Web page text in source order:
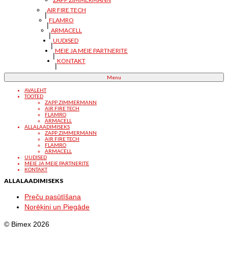
AIR FIRE TECH
FLAMRO
ARMACELL
UUDISED
MEIE JA MEIE PARTNERITE
KONTAKT
Menu
AVALEHT
TOOTED
ZAPP ZIMMERMANN
AIR FIRE TECH
FLAMRO
ARMACELL
ALLALAADIMISEKS
ZAPP ZIMMERMANN
AIR FIRE TECH
FLAMRO
ARMACELL
UUDISED
MEIE JA MEIE PARTNERITE
KONTAKT
ALLALAADIMISEKS
Preču pasūtīšana
Norēķini un Piegāde
© Bimex 2026